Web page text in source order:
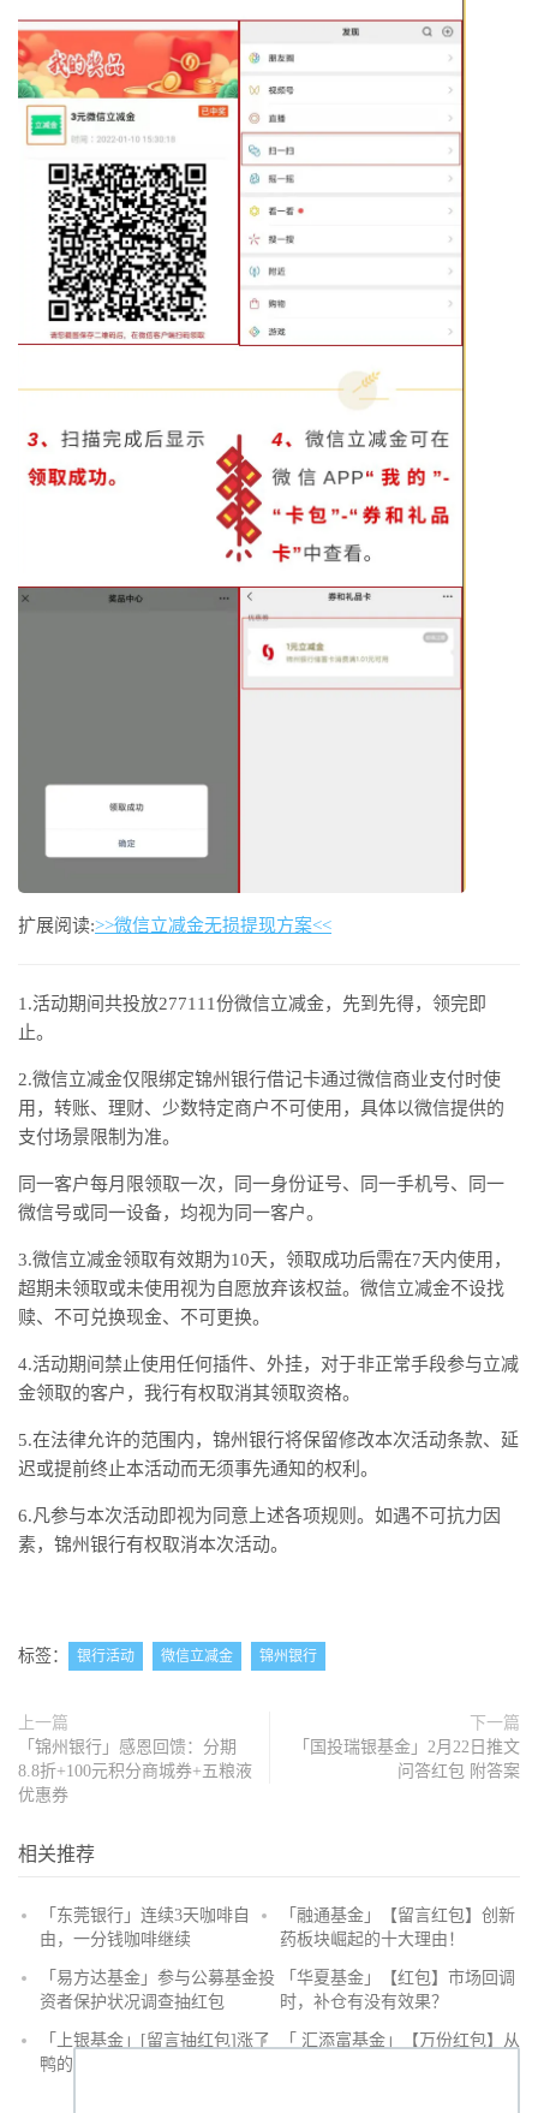
扩展阅读:>>微信立减金无损提现方案<<
1.活动期间共投放277111份微信立减金，先到先得，领完即
止。
2.微信立减金仅限绑定锦州银行借记卡通过微信商业支付时使
用，转账、理财、少数特定商户不可使用，具体以微信提供的
支付场景限制为准。
同一客户每月限领取一次，同一身份证号、同一手机号、同一
微信号或同一设备，均视为同一客户。
3.微信立减金领取有效期为10天，领取成功后需在7天内使用，
超期未领取或未使用视为自愿放弃该权益。微信立减金不设找
赎、不可兑换现金、不可更换。
4.活动期间禁止使用任何插件、外挂，对于非正常手段参与立减
金领取的客户，我行有权取消其领取资格。
5.在法律允许的范围内，锦州银行将保留修改本次活动条款、延
迟或提前终止本活动而无须事先通知的权利。
6.凡参与本次活动即视为同意上述各项规则。如遇不可抗力因
素，锦州银行有权取消本次活动。
标签： 银行活动 微信立减金 锦州银行
上一篇
「锦州银行」感恩回馈：分期
8.8折+100元积分商城券+五粮液
优惠券
下一篇
「国投瑞银基金」2月22日推文
问答红包 附答案
相关推荐
「东莞银行」连续3天咖啡自
由，一分钱咖啡继续
「融通基金」【留言红包】创新
药板块崛起的十大理由！
「易方达基金」参与公募基金投
资者保护状况调查抽红包
「华夏基金」【红包】市场回调
时，补仓有没有效果？
「上银基金」[留言抽红包]​涨了
鸭的投资旅途
「 汇添富基金」【万份红包】从